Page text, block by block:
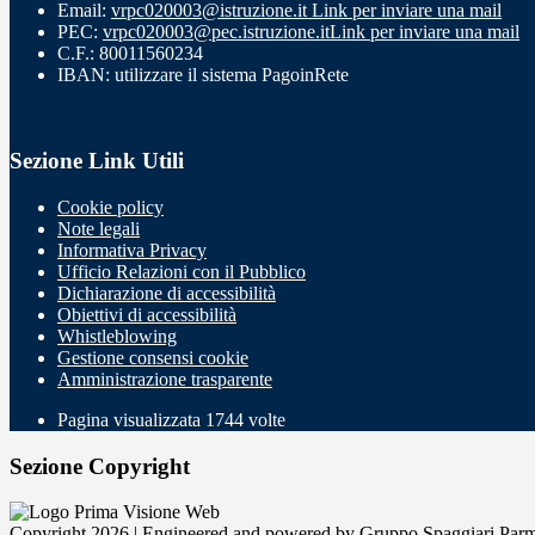
Email: vrpc020003@istruzione.it Link per inviare una mail
PEC: vrpc020003@pec.istruzione.itLink per inviare una mail
C.F.: 80011560234
IBAN: utilizzare il sistema PagoinRete
Sezione Link Utili
Cookie policy
Note legali
Informativa Privacy
Ufficio Relazioni con il Pubblico
Dichiarazione di accessibilità
Obiettivi di accessibilità
Whistleblowing
Gestione consensi cookie
Amministrazione trasparente
Pagina visualizzata 1744 volte
Sezione Copyright